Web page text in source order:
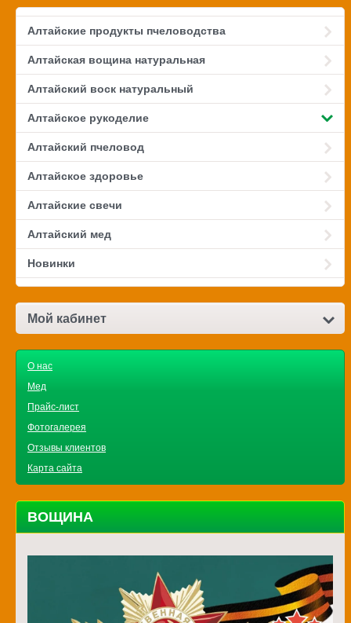
Алтайские продукты пчеловодства
Алтайская вощина натуральная
Алтайский воск натуральный
Алтайское рукоделие
Алтайский пчеловод
Алтайское здоровье
Алтайские свечи
Алтайский мед
Новинки
Мой кабинет
О нас
Мед
Прайс-лист
Фотогалерея
Отзывы клиентов
Карта сайта
ВОЩИНА